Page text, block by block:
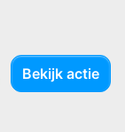
Bekijk actie